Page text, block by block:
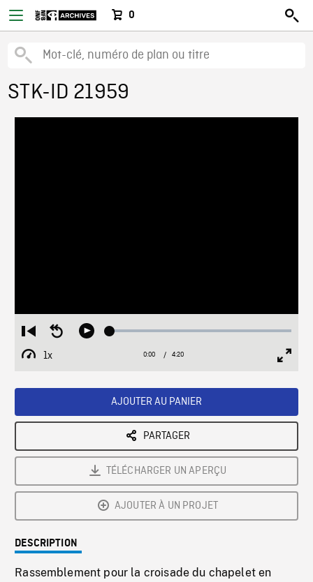
0
STK-ID 21959
Restart
from
beginning
Seek
Play Loaded:
1x
Playback
Current
0:00 / Duration
4:20
AJOUTER AU PANIER
PARTAGER
TÉLÉCHARGER UN APERÇU
AJOUTER À UN PROJET
DESCRIPTION
Rassemblement pour la croisade du chapelet en